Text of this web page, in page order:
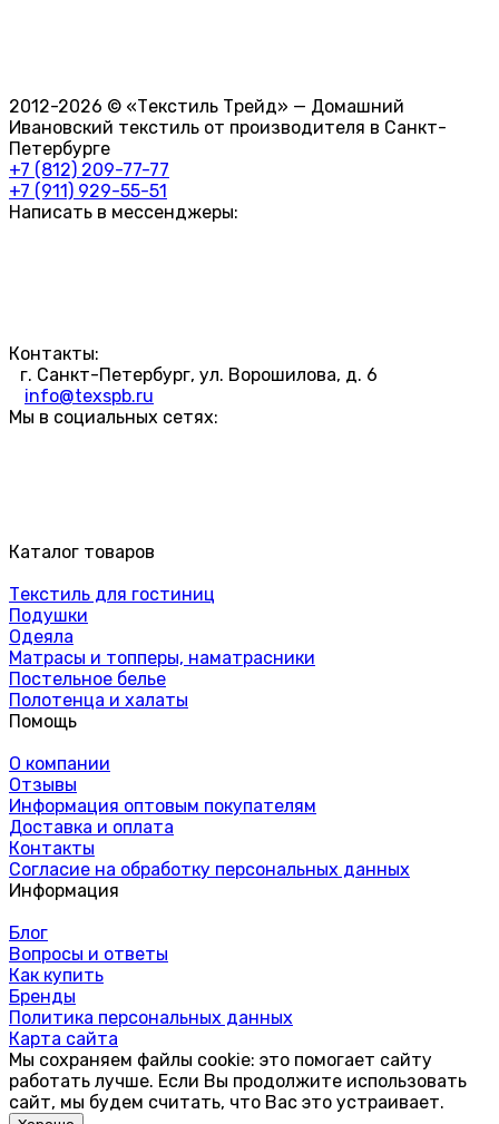
2012-2026 © «Текстиль Трейд» — Домашний
Ивановский текстиль от производителя в Санкт-
Петербурге
+7 (812) 209-77-77
+7 (911) 929-55-51
Написать в мессенджеры:
Контакты:
г. Санкт-Петербург, ул. Ворошилова, д. 6
info@texspb.ru
Мы в социальных сетях:
Каталог товаров
Текстиль для гостиниц
Подушки
Одеяла
Матрасы и топперы, наматрасники
Постельное белье
Полотенца и халаты
Помощь
О компании
Отзывы
Информация оптовым покупателям
Доставка и оплата
Контакты
Согласие на обработку персональных данных
Информация
Блог
Вопросы и ответы
Как купить
Бренды
Политика персональных данных
Карта сайта
Мы сохраняем файлы cookie: это помогает сайту
работать лучше. Если Вы продолжите использовать
сайт, мы будем считать, что Вас это устраивает.